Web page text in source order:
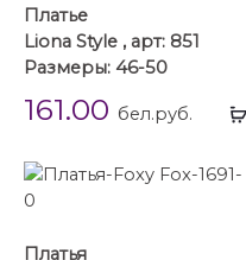
Платье
Liona Style , арт: 851
Размеры: 46-50
161.00 бел.руб.
Платья